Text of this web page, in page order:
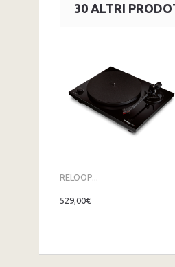
30 ALTRI
RELOOP...
529,00€